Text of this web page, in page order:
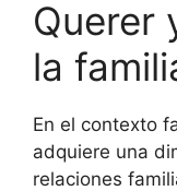
Querer
la
En el contexto
adquiere una
relaciones